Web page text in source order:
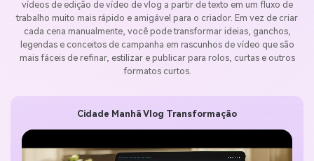
vídeos de edição de vídeo de vlog a partir de texto em um fluxo de
trabalho muito mais rápido e amigável para o criador. Em vez de criar
cada cena manualmente, você pode transformar ideias, ganchos,
legendas e conceitos de campanha em rascunhos de vídeo que são
mais fáceis de refinar, estilizar e publicar para rolos, curtas e outros
formatos curtos.
Cidade Manhã Vlog Transformação